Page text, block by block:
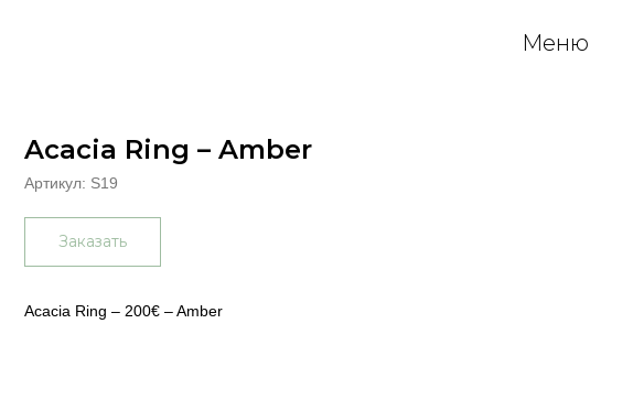
Меню
Acacia Ring – Amber
Артикул: S19
Заказать
Acacia Ring – 200€ – Amber